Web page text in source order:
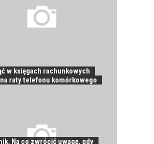
w księgach rachunkowych
raty telefonu komórkowego
Na co zwrócić uwagę, gdy